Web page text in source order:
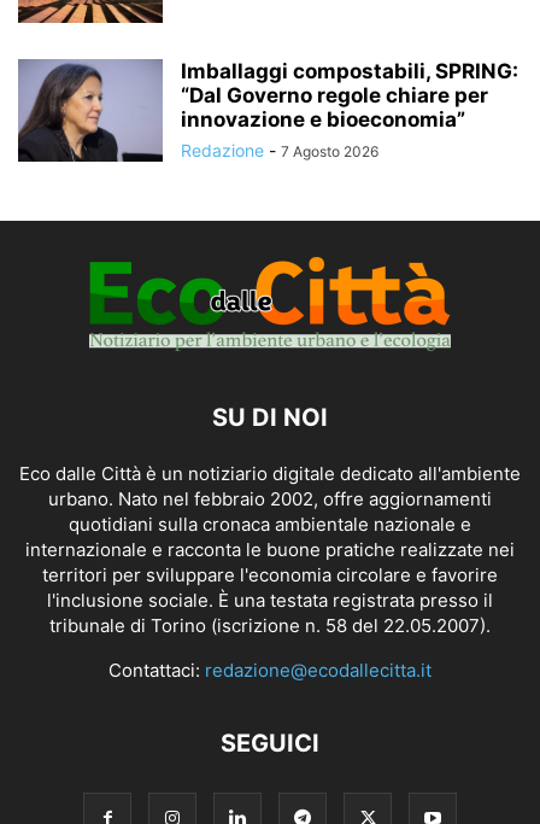
Imballaggi compostabili, SPRING:
“Dal Governo regole chiare per
innovazione e bioeconomia”
Redazione - 7 Agosto 2026
SU DI NOI
Eco dalle Città è un notiziario digitale dedicato all'ambiente
urbano. Nato nel febbraio 2002, offre aggiornamenti
quotidiani sulla cronaca ambientale nazionale e
internazionale e racconta le buone pratiche realizzate nei
territori per sviluppare l'economia circolare e favorire
l'inclusione sociale. È una testata registrata presso il
tribunale di Torino (iscrizione n. 58 del 22.05.2007).
Contattaci: redazione@ecodallecitta.it
SEGUICI